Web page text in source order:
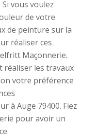
vous voulez
de votre
de peinture sur la
réaliser ces
Maçonnerie.
réaliser les travaux
votre préférence
à Auge 79400. Fiez
pour avoir un